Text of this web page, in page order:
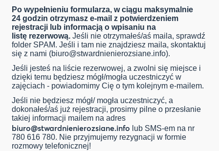
Po wypełnieniu formularza, w ciągu maksymalnie
24 godzin otrzymasz e-mail z potwierdzeniem
rejestracji lub informacją o wpisaniu na
listę rezerwową. Jeśli nie otrzymałeś/aś maila, sprawdź
folder SPAM. Jeśli i tam nie znajdziesz maila, skontaktuj
się z nami (biuro@stwardnienierozsiane.info).
Jeśli jesteś na liście rezerwowej, a zwolni się miejsce i
dzięki temu będziesz mógł/mogła uczestniczyć w
zajęciach - powiadomimy Cię o tym kolejnym e-mailem.
Jeśli nie będziesz mógł/ mogła uczestniczyć, a
dokonałeś/aś już rejestracji, prosimy pilne o przesłanie
takiej informacji mailem na adres
biuro@stwardnienierozsiane.info lub SMS-em na nr
780 616 780. Nie przyjmujemy rezygnacji w formie
rozmowy telefonicznej!